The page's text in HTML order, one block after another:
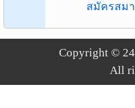
สมัครสม
Copyright ©
All